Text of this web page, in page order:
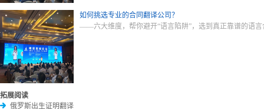
如何挑选专业的合同翻译公司？
——六大维度，帮你避开“语言陷阱”，选到真正靠谱的语
拓展阅读
俄罗斯出生证明翻译